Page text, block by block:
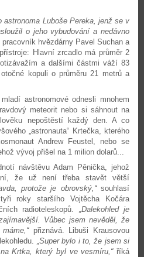
astronoma Luboše Pereka, jenž se v
o jeho vybudování a nedávno
hvězdárny Pavel Suchan a
Hlavní zrcadlo má průměr 2
a dalšími částmi váží 83
kopuli o průměru 21 metrů a
astronomové odnesli mnohem
meteorit nebo si sáhnout na
nepoštěstí každý den. A co
„astronauta“ Krtečka, kterého
Andrew Feustel, nebo se
vývoj přišel na 1 milion dolarů...
návštěvu Adam Pěnička, jehož
že už není třeba stavět větší
protože je obrovský,“souhlasí
roky staršího Vojtěcha Kočára
radioteleskopů. „Dalekohled je
Vůbec jsem nevěděl, že
přiznává. Libuši Krausovou
„Super bylo i to, že jsem si
Krtka, který byl ve vesmíru,“říká